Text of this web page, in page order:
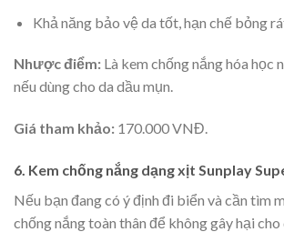
Khả năng bảo vệ da tốt, hạn chế bỏng
Nhược điểm: Là kem chống nắng hóa học
nếu dùng cho da dầu mụn.
Giá tham khảo: 170.000 VNĐ.
6. Kem chống nắng dạng xịt Sunplay
Nếu bạn đang có ý định đi biển và cần tìm
chống nắng toàn thân để không gây hại